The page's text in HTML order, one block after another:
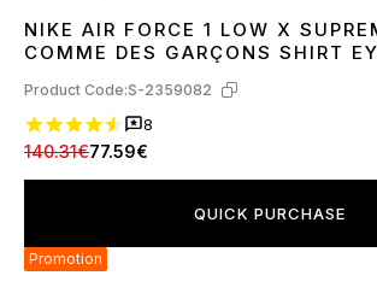
3637 38 39 41 424344 45
NIKE AIR FORCE 1 LOW X
COMME DES GARÇONS SHIRT
Product Code:S-2359082
8
140.31€77.59€
QUICK PURCHASE
Promotion